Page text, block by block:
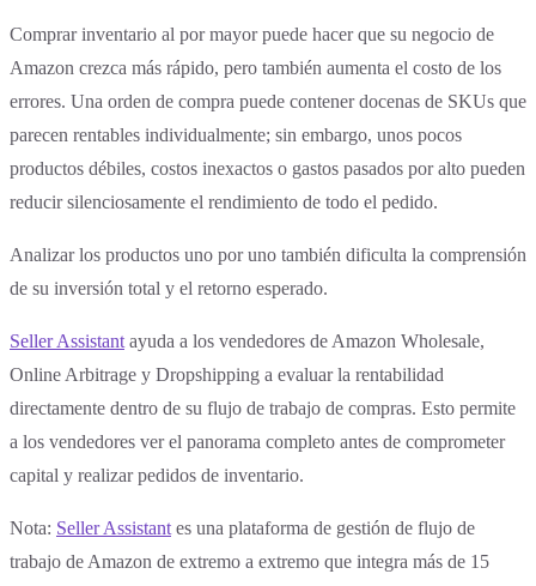
Comprar inventario al por mayor puede hacer que su negocio de
Amazon crezca más rápido, pero también aumenta el costo de los
errores. Una orden de compra puede contener docenas de SKUs que
parecen rentables individualmente; sin embargo, unos pocos
productos débiles, costos inexactos o gastos pasados por alto pueden
reducir silenciosamente el rendimiento de todo el pedido.
Analizar los productos uno por uno también dificulta la comprensión
de su inversión total y el retorno esperado.
Seller Assistant ayuda a los vendedores de Amazon Wholesale,
Online Arbitrage y Dropshipping a evaluar la rentabilidad
directamente dentro de su flujo de trabajo de compras. Esto permite
a los vendedores ver el panorama completo antes de comprometer
capital y realizar pedidos de inventario.
Nota: Seller Assistant es una plataforma de gestión de flujo de
trabajo de Amazon de extremo a extremo que integra más de 15